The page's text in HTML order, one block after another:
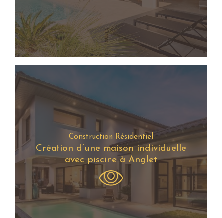
Construction Résidentiel
Création d’une maison individuelle
avec piscine à Anglet